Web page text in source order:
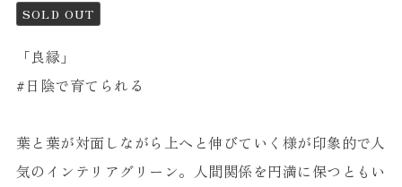
SOLD OUT
「良縁」
#日陰で育てられる
葉と葉が対面しながら上へと伸びていく様が印象的で人
気のインテリアグリーン。人間関係を円満に保つともい